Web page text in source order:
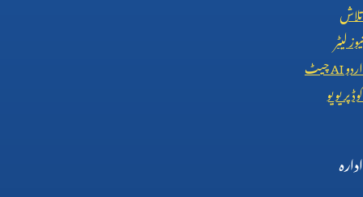
تلاش
نیوز لیٹر
اردوAIچیٹ
کوڈ پریویو
ادارہ